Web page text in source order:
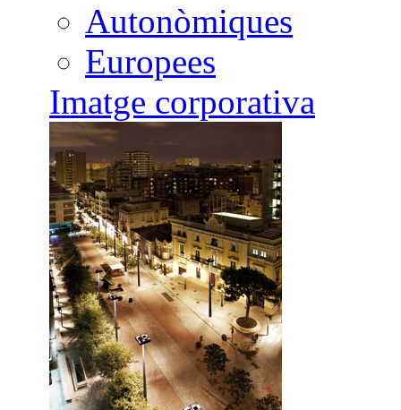
Autonòmiques
Europees
Imatge corporativa